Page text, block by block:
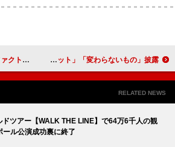
」配信開始 奥華子、韓国発のYouTubeチャンネル『dingo music』で「ガーネット」「変わらないもの」披露
RELATED NEWS
ツアー【WALK THE LINE】で64万6千人の観
ル公演成功裏に終了